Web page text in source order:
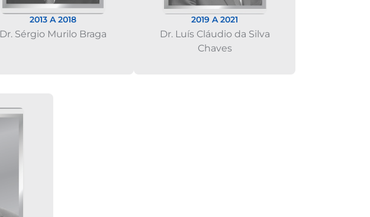
2013 A 2018
Dr. Sérgio Murilo Braga
2019 A 2021
Dr. Luís Cláudio da Silva
Chaves